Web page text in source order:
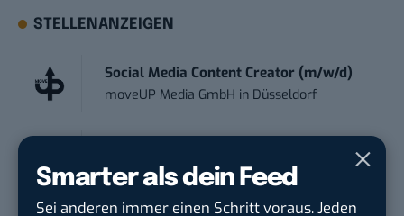
Smarter als dein Feed
Sei anderen immer einen Schritt voraus. Jeden
STELLENANZEIGEN
Social Media Content Creator (m/w/d)
moveUP Media GmbH in Düsseldorf
touristische...